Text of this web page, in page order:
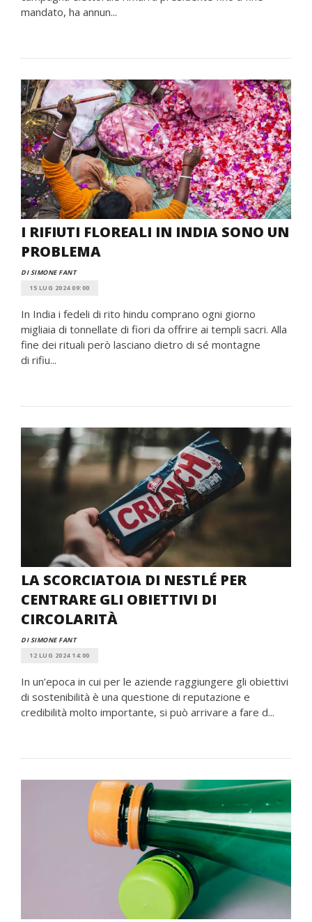
mandato, ha annun...
I RIFIUTI FLOREALI IN INDIA SONO UN
PROBLEMA
DI SIMONE FANT
15 LUG 2024 09:00
In India i fedeli di rito hindu comprano ogni giorno
migliaia di tonnellate di fiori da offrire ai templi sacri. Alla
fine dei rituali però lasciano dietro di sé montagne
di rifiu...
LA SCORCIATOIA DI NESTLÉ PER
CENTRARE GLI OBIETTIVI DI
CIRCOLARITÀ
DI SIMONE FANT
12 LUG 2024 14:00
In un’epoca in cui per le aziende raggiungere gli obiettivi
di sostenibilità è una questione di reputazione e
credibilità molto importante, si può arrivare a fare d...